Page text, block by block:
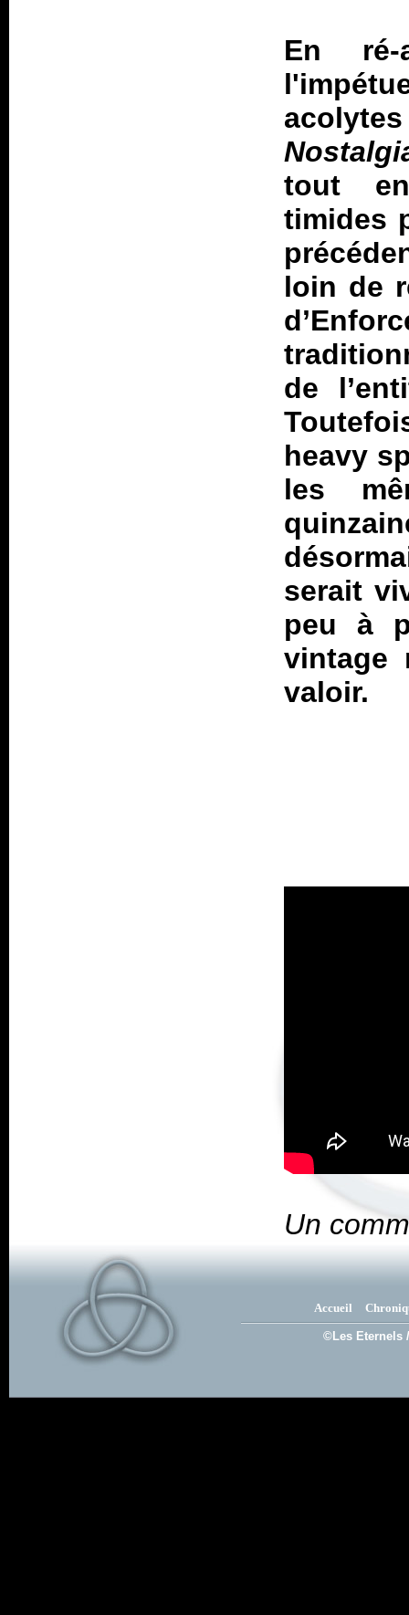
En ré-
tout
timides
loin de
de
heavy
les
serait
peu à
vintage
valoir.
Un
Accueil
©Les Eternels